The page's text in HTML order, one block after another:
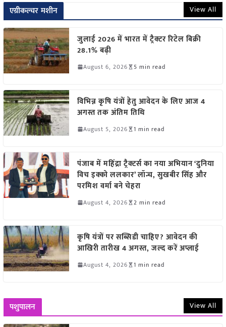
एग्रीकल्चर मशीन View All
जुलाई 2026 में भारत में ट्रैक्टर रिटेल बिक्री
28.1% बढ़ी
August 6, 2026 5 min read
विभिन्न कृषि यंत्रों हेतु आवेदन के लिए आज 4
अगस्त तक अंतिम तिथि
August 5, 2026 1 min read
पंजाब में महिंद्रा ट्रैक्टर्स का नया अभियान ‘दुनिया
विच इक्को ललकार’ लॉन्च, सुखबीर सिंह और
परमिश वर्मा बने चेहरा
August 4, 2026 2 min read
कृषि यंत्रों पर सब्सिडी चाहिए? आवेदन की
आखिरी तारीख 4 अगस्त, जल्द करें अप्लाई
August 4, 2026 1 min read
पशुपालन View All